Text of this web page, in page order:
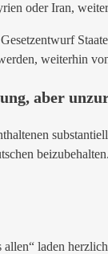
oder Iran,
weiterhin
aber
allen“ laden